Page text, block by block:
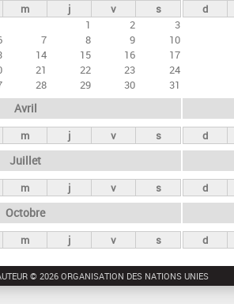
m j v
s
1
2
3
7 8 9
10
14 15 16
17
21 22 23
24
28 29 30 31
d
Avril
m j v s d
Juillet
m j v s d
Octobre
m j v s d
© 2026 ORGANISATION DES NATIONS UNIES